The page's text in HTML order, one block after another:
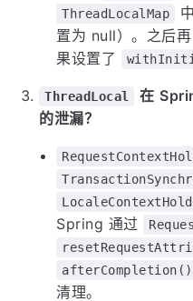
ThreadLocalMap
置为 null）。之后再
果设置了
ThreadLocal
在
的泄漏？
Spring 通过
afterCompletion()
清理。